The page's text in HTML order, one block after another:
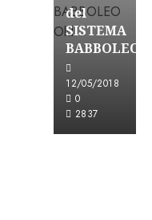
del
SISTEMA
BABBOLEO
12/05/2018
0
2837